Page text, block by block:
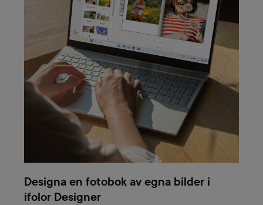
Designa en fotobok av egna bilder i
ifolor Designer